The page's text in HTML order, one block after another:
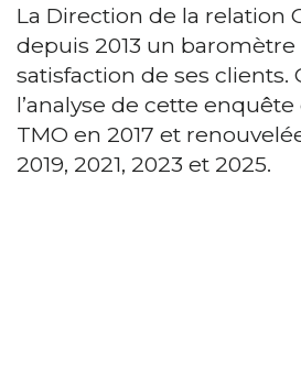
La Direction de la relation
depuis 2013 un
satisfaction de ses clients.
l’analyse de cette
TMO en 2017 et
2019, 2021, 2023 et 2025.